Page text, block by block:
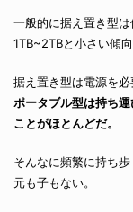
一般的に据え置き型
1TB~2TBと小さい傾向
据え置き型は電源を必
ポータブル型は持ち
ことがほとんどだ。
そんなに頻繁に持ち
元も子もない。